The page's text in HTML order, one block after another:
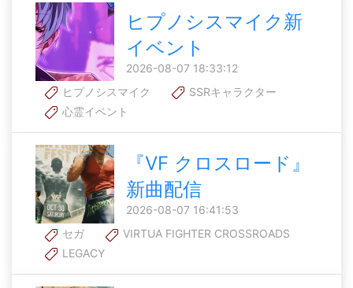
ヒプノシスマイク新
イベント
2026-08-07 18:33:12
ヒプノシスマイク
SSRキャラクター
心霊イベント
『VF クロスロード』
新曲配信
2026-08-07 16:41:53
セガ
VIRTUA FIGHTER CROSSROADS
LEGACY